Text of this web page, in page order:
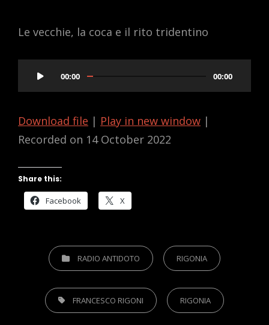
Le vecchie, la coca e il rito tridentino
00:00 00:00
Download file | Play in new window |
Recorded on 14 October 2022
Share this:
Facebook X
CATEGORIESRADIO ANTIDOTO RIGONIA
TAGS, FRANCESCO RIGONI RIGONIA